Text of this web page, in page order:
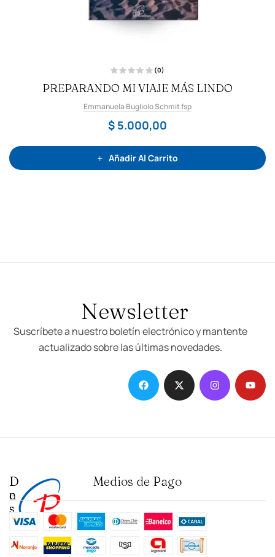
a
r
a
d
o
n
0
d
(0)
PREPARANDO MI VIAJE MÁS LINDO
Emmanuela Bugliolo Schmit fsp
$ 5.000,00
Añadir Al Carrito
Newsletter
Suscríbete a nuestro boletín electrónico y mantente
actualizado sobre las últimas novedades.
D
e
s
t
a
c
I
n
s
t
i
t
Medios de Pago